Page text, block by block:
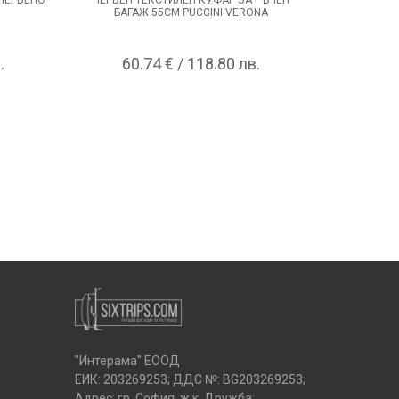
БАГАЖ 55СМ PUCCINI VERONA
60.74 € / 118.80 лв.
"Интерама" ЕООД
ЕИК: 203269253; ДДС №: BG203269253;